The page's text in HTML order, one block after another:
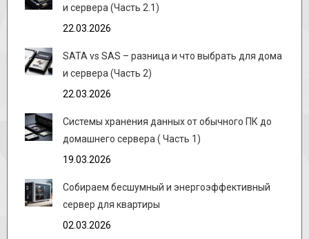
и сервера (Часть 2.1)
22.03.2026
SATA vs SAS – разница и что выбрать для дома
и сервера (Часть 2)
22.03.2026
Системы хранения данных от обычного ПК до
домашнего сервера ( Часть 1)
19.03.2026
Собираем бесшумный и энергоэффективный
сервер для квартиры
02.03.2026